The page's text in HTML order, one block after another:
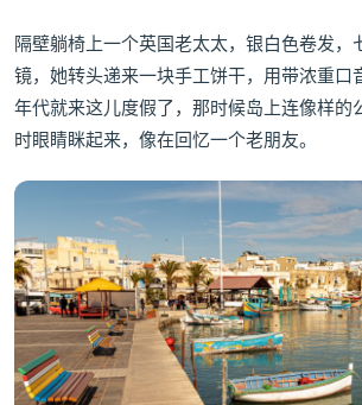
隔壁躺椅上一个英国老太太，银白色卷发，
镜，她转头递来一块手工饼干，用带浓重口
年代就来这儿度假了，那时候岛上连像样的
时眼睛眯起来，像在回忆一个老朋友。